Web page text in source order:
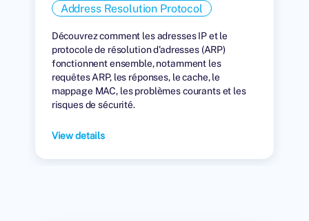
Address Resolution Protocol
Découvrez comment les adresses IP et le
protocole de résolution d'adresses (ARP)
fonctionnent ensemble, notamment les
requêtes ARP, les réponses, le cache, le
mappage MAC, les problèmes courants et les
risques de sécurité.
View details